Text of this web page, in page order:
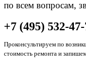
по всем вопросам,
+7 (495) 532-
Проконсультируем по
стоимость ремонта и